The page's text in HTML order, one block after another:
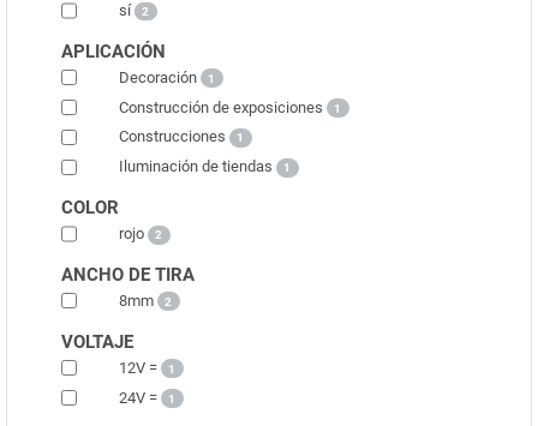
sí 2
APLICACIÓN
Decoración 1
Construcción de exposiciones 1
Construcciones 1
Iluminación de tiendas 1
COLOR
rojo 2
ANCHO DE TIRA
8mm 2
VOLTAJE
12V = 1
24V = 1